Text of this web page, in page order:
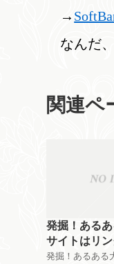
→
なんだ、
関連ペ
発掘！ある
サイトはリ
発掘！あるある